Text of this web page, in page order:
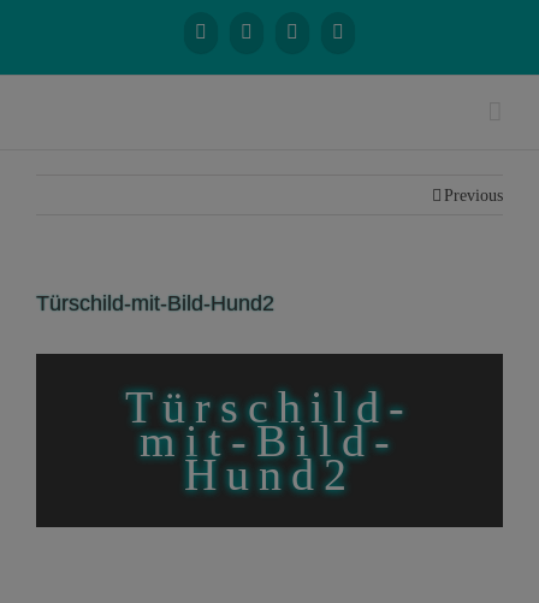
Previous
Türschild-mit-Bild-Hund2
Türschild-
mit-Bild-
Hund2